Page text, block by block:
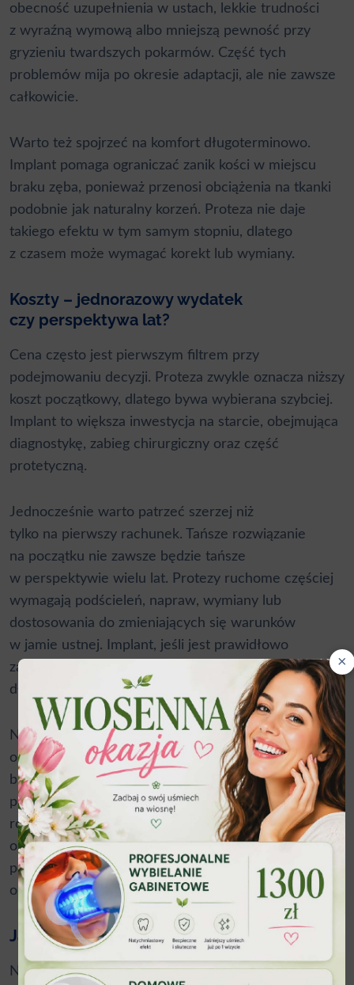
obecność uzupełnienia w ustach, lekkie trudności
z wyraźną wymową albo mniejszą pewność przy
gryzieniu twardszych pokarmów. Część tych
problemów mija po okresie adaptacji, ale nie zawsze
całkowicie.
Warto też spojrzeć na komfort długoterminowo.
Implant pomaga ograniczać zanik kości w miejscu
braku zęba, ponieważ przenosi obciążenia na tkanki
podobnie jak naturalny korzeń. Proteza nie daje
takiego efektu w tym samym stopniu, dlatego
z czasem może wymagać korekt lub wymiany.
Koszty – jednorazowy wydatek
czy perspektywa lat?
Cena często jest pierwszym filtrem przy
podejmowaniu decyzji. Proteza zwykle oznacza niższy
koszt początkowy, dlatego bywa wybierana szybciej.
Implant to większa inwestycja na starcie, obejmująca
diagnostykę, zabieg chirurgiczny oraz część
protetyczną.
Jednocześnie warto patrzeć szerzej niż
tylko na pierwszy rachunek. Tańsze rozwiązanie
na początku nie zawsze będzie tańsze
w perspektywie wielu lat. Protezy ruchome częściej
wymagają podścieleń, napraw, wymiany lub
dostosowania do zmieniających się warunków
w jamie ustnej. Implant, jeśli jest prawidłowo
zaplanowany i dobrze utrzymany, może służyć bardzo
długo.
Nie oznacza to, że implant zawsze będzie najbardziej
opłacalny dla każdego. Jeśli pacjent ma rozległe
braki, ograniczony budżet i potrzebuje szybkiej
poprawy funkcji, dobrze wykonana proteza może być
rozsądnym etapem leczenia. Uczciwa rozmowa
o kosztach powinna obejmować zarówno cenę
początkową, jak i przewidywaną trwałość
oraz konieczność przyszłych wizyt kontrolnych.
Jak wygląda kwalifikacja do leczenia?
Najważniejszy jest dokładny plan, a nie sama nazwa
×